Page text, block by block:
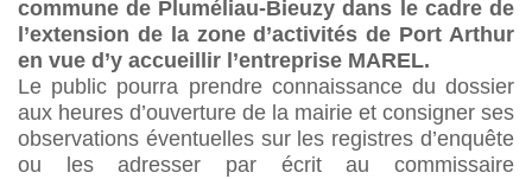
commune de Pluméliau-Bieuzy dans le cadre de
l’extension de la zone d’activités de Port Arthur
en vue d’y accueillir l’entreprise MAREL.
Le public pourra prendre connaissance du dossier
aux heures d’ouverture de la mairie et consigner ses
observations éventuelles sur les registres d’enquête
ou les adresser par écrit au commissaire